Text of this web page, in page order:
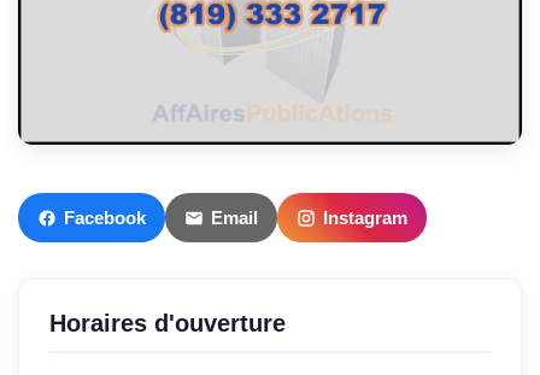
Facebook Email Instagram
Horaires d'ouverture